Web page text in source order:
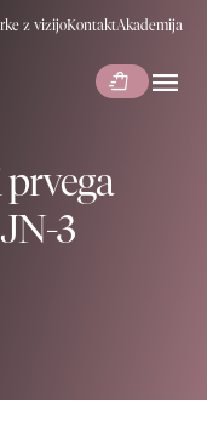
z vizijoKontaktAkademija
shopping_bag_speed menu
3